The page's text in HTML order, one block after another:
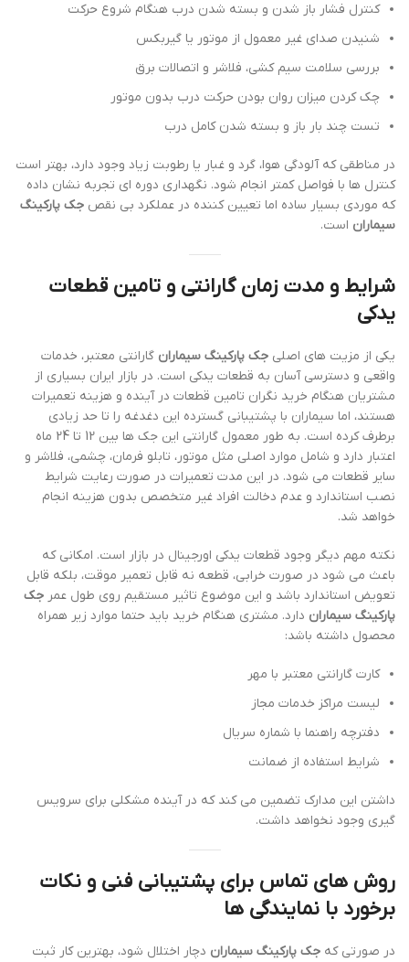
کنترل فشار باز شدن و بسته شدن درب هنگام شروع حرکت
شنیدن صدای غیر معمول از موتور یا گیربکس
بررسی سلامت سیم کشی، فلاشر و اتصالات برق
چک کردن میزان روان بودن حرکت درب بدون موتور
تست چند بار باز و بسته شدن کامل درب
در مناطقی که آلودگی هوا، گرد و غبار یا رطوبت زیاد وجود دارد، بهتر است
کنترل ها با فواصل کمتر انجام شود. نگهداری دوره ای تجربه نشان داده
که موردی بسیار ساده اما تعیین کننده در عملکرد بی نقص جک پارکینگ
سیماران است.
شرایط و مدت زمان گارانتی و تامین قطعات
یدکی
یکی از مزیت های اصلی جک پارکینگ سیماران گارانتی معتبر، خدمات
واقعی و دسترسی آسان به قطعات یدکی است. در بازار ایران بسیاری از
مشتریان هنگام خرید نگران تامین قطعات در آینده و هزینه تعمیرات
هستند، اما سیماران با پشتیبانی گسترده این دغدغه را تا حد زیادی
برطرف کرده است. به طور معمول گارانتی این جک ها بین 12 تا 24 ماه
اعتبار دارد و شامل موارد اصلی مثل موتور، تابلو فرمان، چشمی، فلاشر و
سایر قطعات می شود. در این مدت تعمیرات در صورت رعایت شرایط
نصب استاندارد و عدم دخالت افراد غیر متخصص بدون هزینه انجام
خواهد شد.
نکته مهم دیگر وجود قطعات یدکی اورجینال در بازار است. امکانی که
باعث می شود در صورت خرابی، قطعه نه قابل تعمیر موقت، بلکه قابل
تعویض استاندارد باشد و این موضوع تاثیر مستقیم روی طول عمر جک
پارکینگ سیماران دارد. مشتری هنگام خرید باید حتما موارد زیر همراه
محصول داشته باشد:
کارت گارانتی معتبر با مهر
لیست مراکز خدمات مجاز
دفترچه راهنما با شماره سریال
شرایط استفاده از ضمانت
داشتن این مدارک تضمین می کند که در آینده مشکلی برای سرویس
گیری وجود نخواهد داشت.
روش های تماس برای پشتیبانی فنی و نکات
برخورد با نمایندگی ها
در صورتی که جک پارکینگ سیماران دچار اختلال شود، بهترین کار ثبت